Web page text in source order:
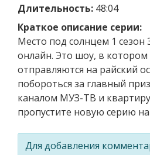
Длительность: 48:04
Краткое описание серии:
Место под солнцем 1 сезон
онлайн. Это шоу, в
отправляются на райский
побороться за главный
каналом МУЗ-ТВ и
пропустите новую серию
Для добавления